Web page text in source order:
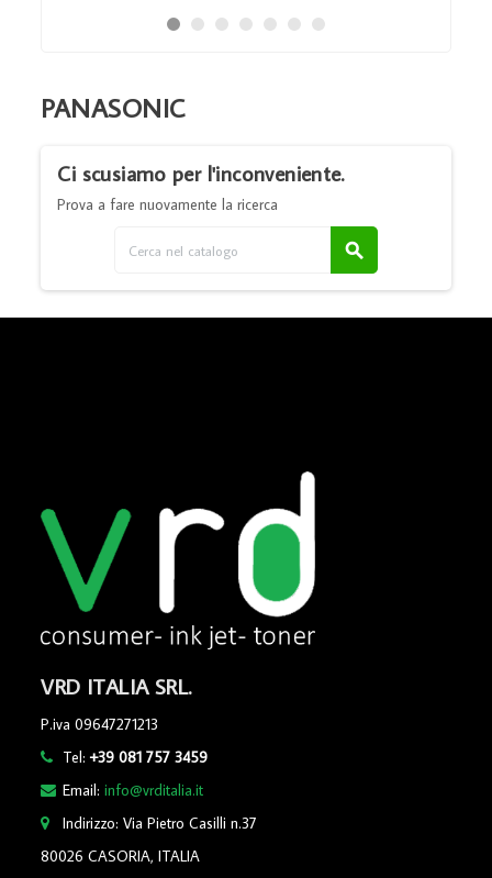
PANASONIC
Ci scusiamo per l'inconveniente.
Prova a fare nuovamente la ricerca

VRD ITALIA SRL.
P.iva 09647271213
Tel:+39 081 757 3459
Email:info@vrditalia.it
Indirizzo: Via Pietro Casilli n.37
80026 CASORIA, ITALIA